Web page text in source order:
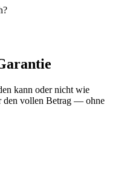
kann oder nicht wie
den vollen Betrag — ohne